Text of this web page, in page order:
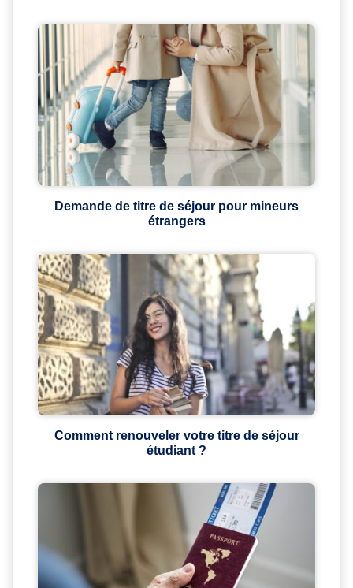
Demande de titre de séjour pour mineurs
étrangers
Comment renouveler votre titre de séjour
étudiant ?